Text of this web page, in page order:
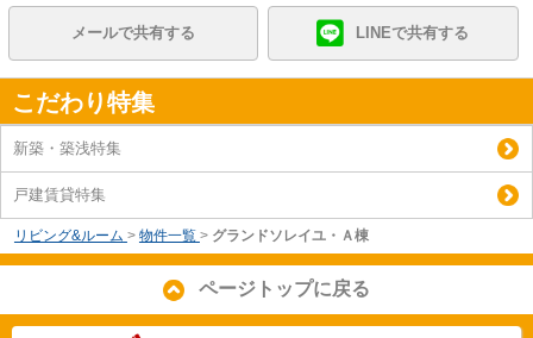
メールで共有する LINEで共有する
こだわり特集
新築・築浅特集
戸建賃貸特集
リビング&ルーム > 物件一覧 > グランドソレイユ・Ａ棟
ページトップに戻る